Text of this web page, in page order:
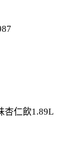
杏仁飲1.89L